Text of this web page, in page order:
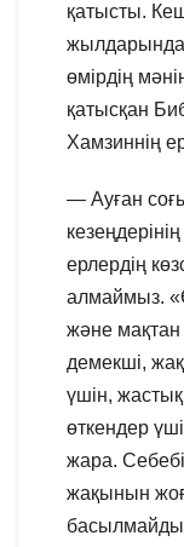
қатысты.
өмірдің
қатысқан
Хамзиннің
— Ауған
ерлердің
алмаймыз.
және
демекші,
үшін,
өткендер
жара. Себебі
жақынын